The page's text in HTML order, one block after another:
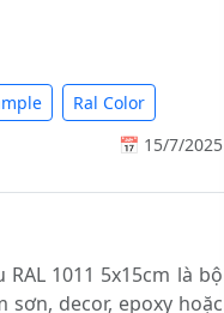
Ral Color
📅 15/7/2025
1011 5x15cm là bộ
sơn, decor, epoxy hoặc